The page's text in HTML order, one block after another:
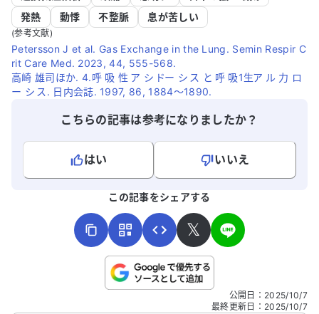
発熱
動悸 不整脈 息が苦しい
(参考文献)
Petersson J et al. Gas Exchange in the Lung. Semin Respir C
rit Care Med. 2023, 44, 555-568.
高崎 雄司ほか. 4.呼 吸 性 ア シ ドー シ ス と 呼 吸1生ア ル 力 ロ
ー シ ス. 日内会誌. 1997, 86, 1884～1890.
こちらの記事は参考になりましたか？
はい
いいえ
こちらは送信専用のフォームです。氏名やご自身の病気の詳細な
この記事をシェアする
𝕏
公開日 ： 2025/10/7
最終更新日 ： 2025/10/7